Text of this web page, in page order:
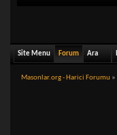
Site Menu Forum Ara
Masonlar.org - Harici Forumu »